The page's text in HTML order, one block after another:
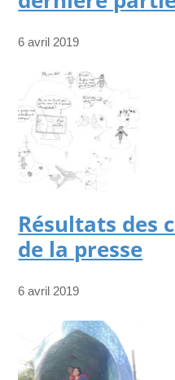
6 avril 2019
Résultats des
de la presse
6 avril 2019